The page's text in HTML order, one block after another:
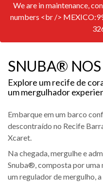
We are in maintenance,
numbers <br />
SNUBA® NOS
Explore um recife de
um mergulhador
Embarque em um barco
descontraído no Recife
Xcaret.
Na chegada, mergulhe e
Snuba®, composta por uma
um regulador de mergulho,